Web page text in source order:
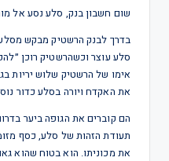
שום חשבון בנק, סלע נסע אל
בדרך לבנק הרשטיק מבקש
סלע עוצר וכשהרשטיק רוכן
אימו של הרשטיק שלוש יריות
את האקדח ויורה בסלע כדור
הם קוברים את הגופה ביער
תעודת הזהות של סלע, כסף
את מכוניתו. הוא בטוח שהוא